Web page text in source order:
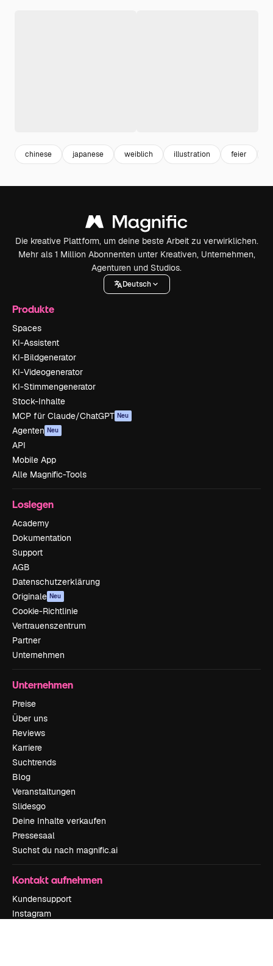
chinese japanese weiblich illustration feier
Die kreative Plattform, um deine beste Arbeit zu verwirklichen.
Mehr als 1 Million Abonnenten unter Kreativen, Unternehmen,
Agenturen und Studios.
Deutsch
Produkte
Spaces
KI-Assistent
KI-Bildgenerator
KI-Videogenerator
KI-Stimmengenerator
Stock-Inhalte
MCP für Claude/ChatGPT Neu
Agenten Neu
API
Mobile App
Alle Magnific-Tools
Loslegen
Academy
Dokumentation
Support
AGB
Datenschutzerklärung
Originale Neu
Cookie-Richtlinie
Vertrauenszentrum
Partner
Unternehmen
Unternehmen
Preise
Über uns
Reviews
Karriere
Suchtrends
Blog
Veranstaltungen
Slidesgo
Deine Inhalte verkaufen
Pressesaal
Suchst du nach magnific.ai
Kontakt aufnehmen
Kundensupport
Instagram